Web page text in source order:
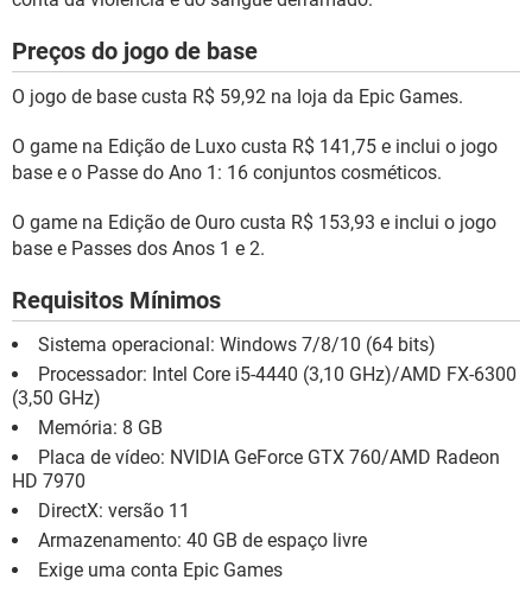
Preços do jogo de base
O jogo de base custa R$ 59,92 na loja da Epic Games.
O game na Edição de Luxo custa R$ 141,75 e inclui o jogo
base e o Passe do Ano 1: 16 conjuntos cosméticos.
O game na Edição de Ouro custa R$ 153,93 e inclui o jogo
base e Passes dos Anos 1 e 2.
Requisitos Mínimos
Sistema operacional: Windows 7/8/10 (64 bits)
Processador: Intel Core i5-4440 (3,10 GHz)/AMD FX-6300
(3,50 GHz)
Memória: 8 GB
Placa de vídeo: NVIDIA GeForce GTX 760/AMD Radeon
HD 7970
DirectX: versão 11
Armazenamento: 40 GB de espaço livre
Exige uma conta Epic Games